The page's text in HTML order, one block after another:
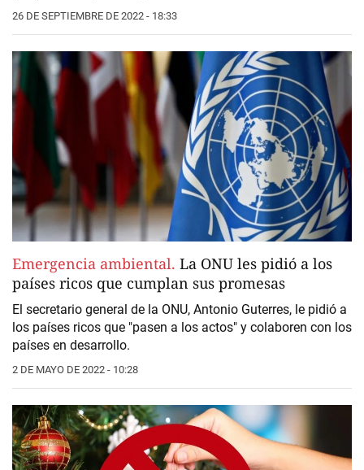
26 DE SEPTIEMBRE DE 2022 - 18:33
Emergencia ambiental. La ONU les pidió a los
países ricos que cumplan sus promesas
El secretario general de la ONU, Antonio Guterres, le pidió a
los países ricos que "pasen a los actos" y colaboren con los
países en desarrollo.
2 DE MAYO DE 2022 - 10:28